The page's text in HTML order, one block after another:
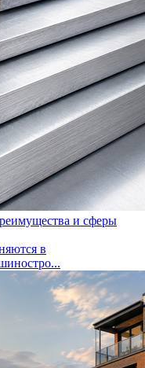
и сферы
в